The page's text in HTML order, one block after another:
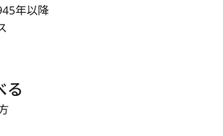
年以降
る